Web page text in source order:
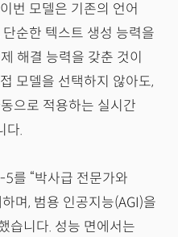
번 모델은 기존의 언어
순한 텍스트 생성 능력을
해결 능력을 갖춘 것이
모델을 선택하지 않아도,
으로 적용하는 실시간
다.
를 “박사급 전문가와
며, 범용 인공지능(AGI)을
습니다. 성능 면에서는